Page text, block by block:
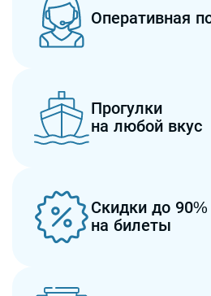
Оперативная
Прогулки
на любой вкус
Скидки до 90%
на билеты